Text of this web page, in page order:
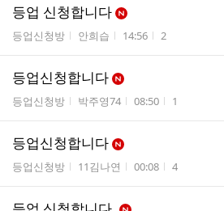
등업 신청합니다
게시판명
등업신청방 작성자
안희습 작성시간
14:56 조회수
2
등업신청합니다
게시판명
등업신청방 작성자
박주영74 작성시간
08:50 조회수
1
등업신청합니다
게시판명
등업신청방 작성자
11김나연 작성시간
00:08 조회수
4